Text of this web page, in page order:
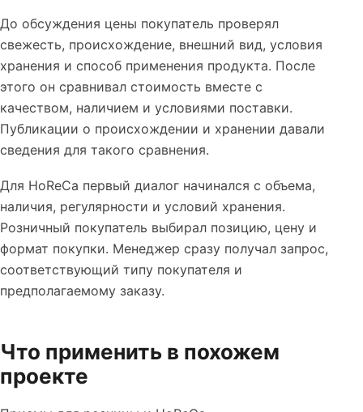
До обсуждения цены покупатель проверял
свежесть, происхождение, внешний вид, условия
хранения и способ применения продукта. После
этого он сравнивал стоимость вместе с
качеством, наличием и условиями поставки.
Публикации о происхождении и хранении давали
сведения для такого сравнения.
Для HoReCa первый диалог начинался с объема,
наличия, регулярности и условий хранения.
Розничный покупатель выбирал позицию, цену и
формат покупки. Менеджер сразу получал запрос,
соответствующий типу покупателя и
предполагаемому заказу.
Что применить в похожем
проекте